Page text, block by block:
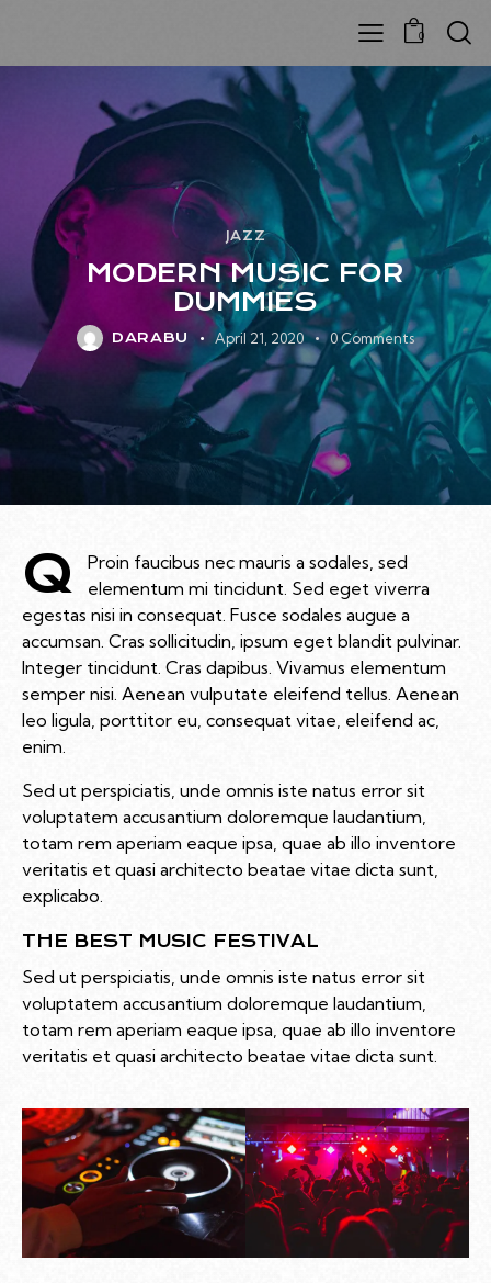
0
JAZZ
MODERN MUSIC FOR
DUMMIES
DARABU April 21, 2020 0 Comments
Q
Proin faucibus nec mauris a sodales, sed
elementum mi tincidunt. Sed eget viverra
egestas nisi in consequat. Fusce sodales augue a
accumsan. Cras sollicitudin, ipsum eget blandit pulvinar.
Integer tincidunt. Cras dapibus. Vivamus elementum
semper nisi. Aenean vulputate eleifend tellus. Aenean
leo ligula, porttitor eu, consequat vitae, eleifend ac,
enim.
Sed ut perspiciatis, unde omnis iste natus error sit
voluptatem accusantium doloremque laudantium,
totam rem aperiam eaque ipsa, quae ab illo inventore
veritatis et quasi architecto beatae vitae dicta sunt,
explicabo.
THE BEST MUSIC FESTIVAL
Sed ut perspiciatis, unde omnis iste natus error sit
voluptatem accusantium doloremque laudantium,
totam rem aperiam eaque ipsa, quae ab illo inventore
veritatis et quasi architecto beatae vitae dicta sunt.